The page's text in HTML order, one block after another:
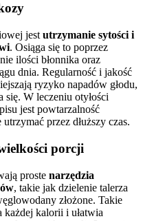
jest utrzymanie sytości i
. Osiąga się to poprzez
ilości błonnika oraz
dnia. Regularność i jakość
ryzyko napadów głodu,
się. W leczeniu otyłości
jest powtarzalność
przez dłuższy czas.
porcji
proste narzędzia
, takie jak dzielenie talerza
złożone. Takie
każdej kalorii i ułatwia